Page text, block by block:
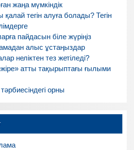
жаңа мүмкіндік
тегін алуға болады? Тегін
пайдасын біле жүріңіз
алыс ұстаңыздар
неліктен тез жетіледі?
атты тақырыптағы ғылыми
орны